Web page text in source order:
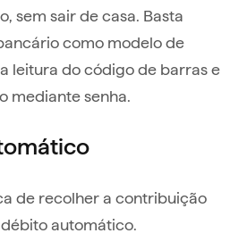
sem sair de casa. Basta
como modelo de
leitura do código de barras e
mediante senha.
de recolher a contribuição
automático.